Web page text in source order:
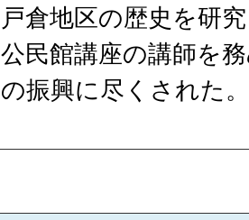
戸倉地区の歴史を研
公民館講座の講師を
の振興に尽くされた。